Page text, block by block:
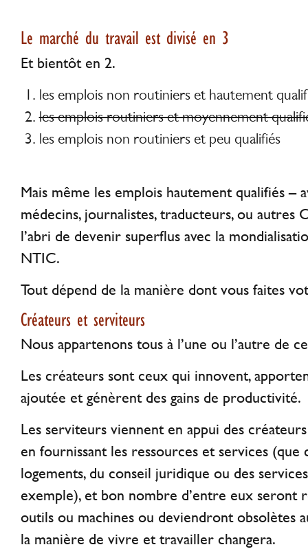
Le marché du travail est divisé en 3
Et bientôt en 2.
les emplois non routiniers et hautement
les emplois routiniers et moyennement
les emplois non routiniers et peu qualifiés
Mais même les emplois hautement qualifiés –
médecins, journalistes, traducteurs, ou autres
l’abri de devenir superflus avec la
NTIC.
Tout dépend de la manière dont vous faites
Créateurs et serviteurs
Nous appartenons tous à l’une ou l’autre de
Les créateurs sont ceux qui innovent,
ajoutée et génèrent des gains de productivité.
Les serviteurs viennent en appui des
en fournissant les ressources et services (que
logements, du conseil juridique ou des
exemple), et bon nombre d’entre eux seront
outils ou machines ou deviendront obsolètes
la manière de vivre et travailler changera.